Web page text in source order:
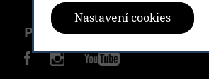
Nastavení cookies
Protože na architektuře